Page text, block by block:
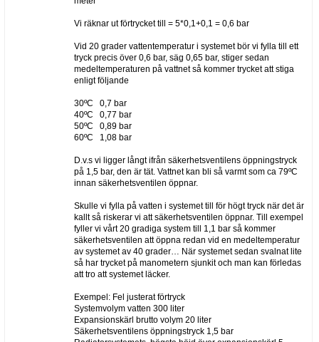
Vi räknar ut förtrycket till = 5*0,1+0,1 = 0,6 bar
Vid 20 grader vattentemperatur i systemet bör vi fylla till ett
tryck precis över 0,6 bar, säg 0,65 bar, stiger sedan
medeltemperaturen på vattnet så kommer trycket att stiga
enligt följande
30ºC 0,7 bar
40ºC 0,77 bar
50ºC 0,89 bar
60ºC 1,08 bar
D.v.s vi ligger långt ifrån säkerhetsventilens öppningstryck
på 1,5 bar, den är tät. Vattnet kan bli så varmt som ca 79ºC
innan säkerhetsventilen öppnar.
Skulle vi fylla på vatten i systemet till för högt tryck när det är
kallt så riskerar vi att säkerhetsventilen öppnar. Till exempel
fyller vi vårt 20 gradiga system till 1,1 bar så kommer
säkerhetsventilen att öppna redan vid en medeltemperatur
av systemet av 40 grader… När systemet sedan svalnat lite
så har trycket på manometern sjunkit och man kan förledas
att tro att systemet läcker.
Exempel: Fel justerat förtryck
Systemvolym vatten 300 liter
Expansionskärl brutto volym 20 liter
Säkerhetsventilens öppningstryck 1,5 bar